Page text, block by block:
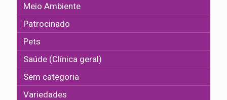
Meio Ambiente
Patrocinado
Pets
Saúde (Clínica geral)
Sem categoria
Variedades